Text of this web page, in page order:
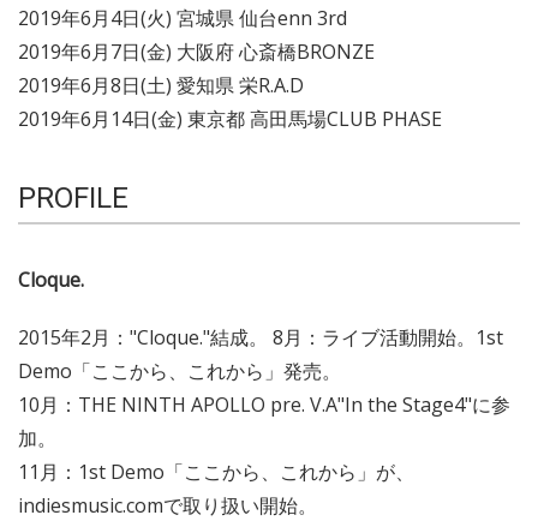
2019年6月4日(火) 宮城県 仙台enn 3rd
2019年6月7日(金) 大阪府 心斎橋BRONZE
2019年6月8日(土) 愛知県 栄R.A.D
2019年6月14日(金) 東京都 高田馬場CLUB PHASE
PROFILE
Cloque.
2015年2月："Cloque."結成。 8月：ライブ活動開始。1st
Demo「ここから、これから」発売。
10月：THE NINTH APOLLO pre. V.A"In the Stage4"に参
加。
11月：1st Demo「ここから、これから」が、
indiesmusic.comで取り扱い開始。